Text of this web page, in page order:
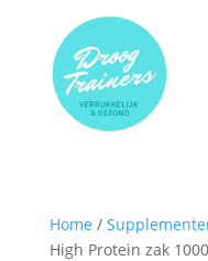
Home /
High Protein zak